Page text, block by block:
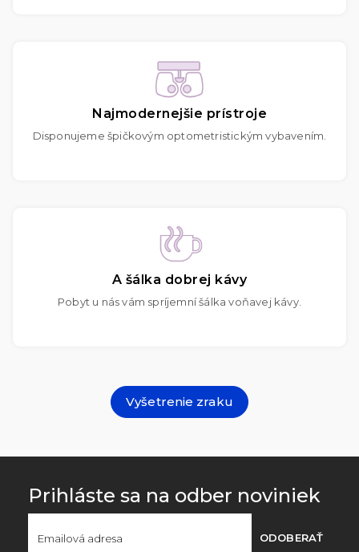
Najmodernejšie prístroje
Disponujeme špičkovým optometristickým vybavením.
A šálka dobrej kávy
Pobyt u nás vám spríjemní šálka voňavej kávy.
Vyšetrenie zraku
Prihláste sa na odber noviniek
ODOBERAŤ